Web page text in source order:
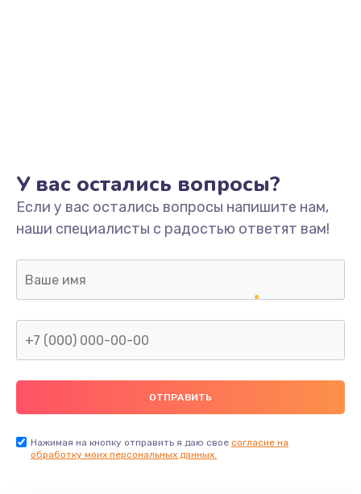
У вас остались вопросы?
Если у вас остались вопросы напишите нам,
наши специалисты с радостью ответят вам!
Нажимая на кнопку отправить я даю свое согласие на
обработку моих персональных данных.